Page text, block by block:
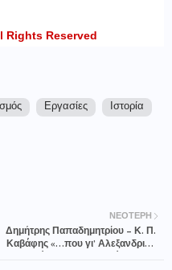
Rights Reserved
Εργασίες
Ιστορία
ΝΕΌΤΕΡΗ
Δημήτρης Παπαδημητρίου – Κ. Π.
Καβάφης «…που γι’ Αλεξανδρινό